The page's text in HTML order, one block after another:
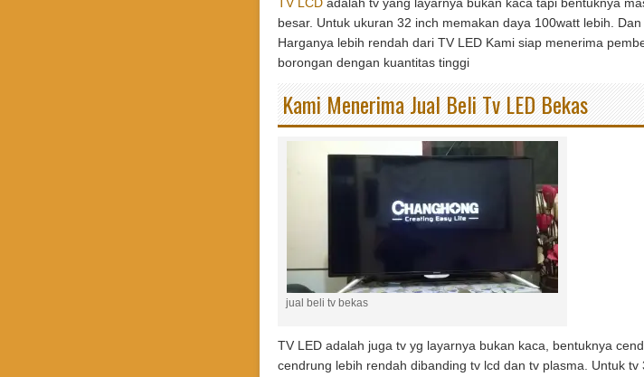
besar. Untuk ukuran 32 inch memakan daya 100watt lebih.
Harganya lebih rendah dari TV LED Kami siap menerima
borongan dengan kuantitas tinggi
Kami Menerima Jual Beli Tv LED Bekas
jual beli tv bekas
TV LED adalah juga tv yg layarnya bukan kaca, bentuknya
cendrung lebih rendah dibanding tv lcd dan tv plasma. Untuk